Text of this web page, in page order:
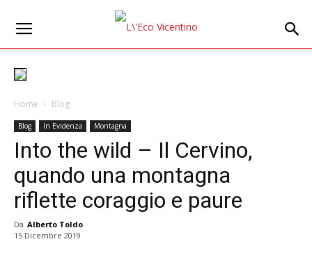
Home Blog
Blog In Evidenza Montagna
Into the wild – Il Cervino,
quando una montagna
riflette coraggio e paure
Da Alberto Toldo
15 Dicembre 2019